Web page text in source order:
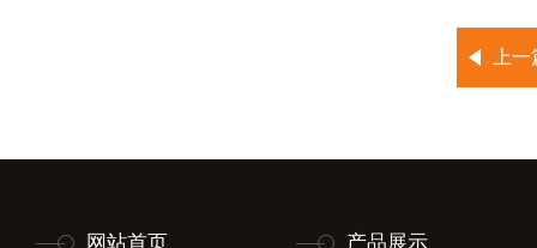
上
网站首页 产品展示